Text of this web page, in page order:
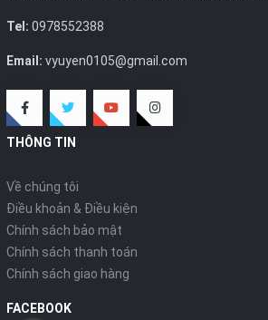
Tel: 0978552388
Email: vyuyen0105@gmail.com
THÔNG TIN
Về chúng tôi
Điều khoản & Điều kiện
Chính sách bảo mật
Chính sách thanh toán
Chính sách giao hàng
FACEBOOK